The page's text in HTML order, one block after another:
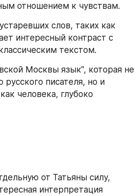
отношением к чувствам.
слов, таких как
интересный контраст с
текстом.
Москвы язык", которая не
русского писателя, но и
человека, глубоко
от Татьяны силу,
интерпретация